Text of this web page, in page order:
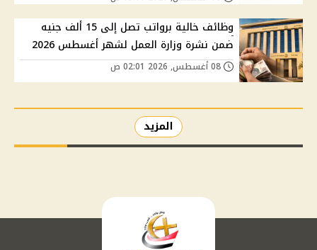
وظائف خالية برواتب تصل إلى 15 ألف جنيه
ضمن نشرة وزارة العمل لشهر أغسطس 2026
المزيد